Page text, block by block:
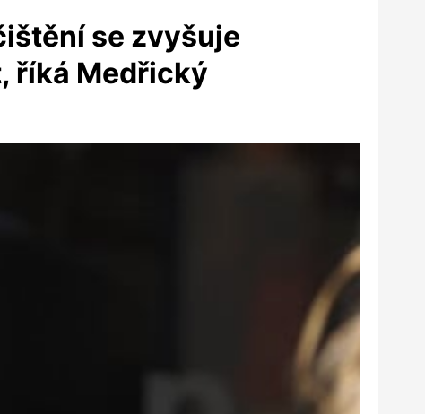
se zvyšuje
říká Medřický